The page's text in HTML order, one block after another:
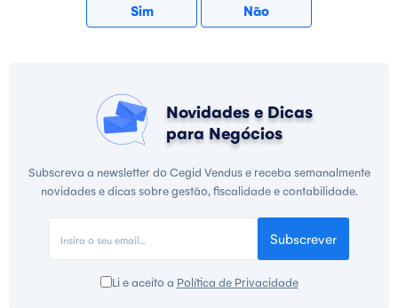
Sim
Não
Novidades e Dicas
para Negócios
Subscreva a newsletter do Cegid Vendus e receba semanalmente
novidades e dicas sobre gestão, fiscalidade e contabilidade.
Subscrever
Li e aceito a Política de Privacidade